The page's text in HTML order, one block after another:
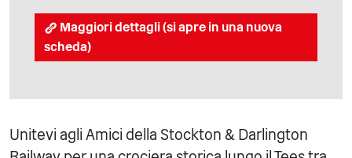
Maggiori dettagli (si apre in una nuova
scheda)
Unitevi agli Amici della Stockton & Darlington